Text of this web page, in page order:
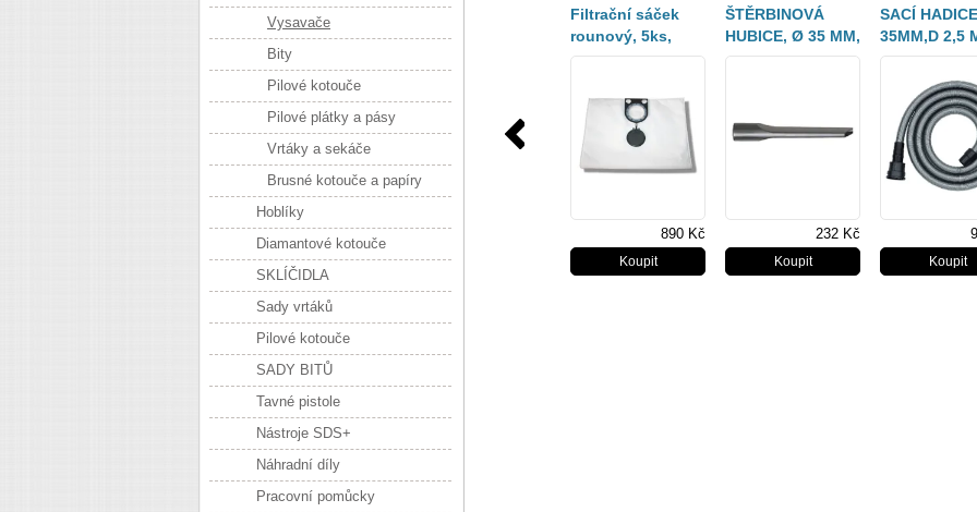
Filtrační sáček
rounový, 5ks,
25/35l 630343
890 Kč
ŠTĚRBINOVÁ
HUBICE, Ø 35 MM,
DÉLKA 200 MM
232 Kč
SACÍ
35MM,D 2,5
NAPOJENÍ
MM
Vysavače
Bity
Pilové kotouče
Pilové plátky a pásy
Vrtáky a sekáče
Brusné kotouče a papíry
Hoblíky
Diamantové kotouče
SKLÍČIDLA
Sady vrtáků
Pilové kotouče
SADY BITŮ
Tavné pistole
Nástroje SDS+
Náhradní díly
Pracovní pomůcky